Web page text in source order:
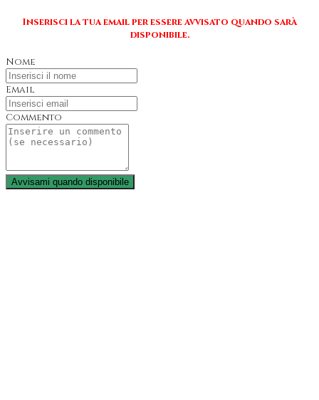
Inserisci la tua email per essere avvisato quando sarà
disponibile.
Nome
Email
Commento
Avvisami quando disponibile